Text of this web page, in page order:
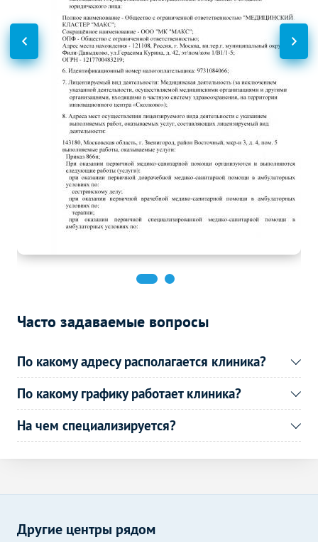
Функциональная
диагностика
Спирометрия 950р.
Электрокардиография
1200р. -
Часто задаваемые вопросы
По какому адресу располагается клиника?
По какому графику работает клиника?
На чем специализируется?
Другие центры рядом